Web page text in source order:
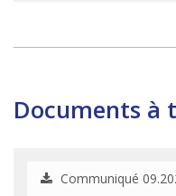
Documents à
Communiqué